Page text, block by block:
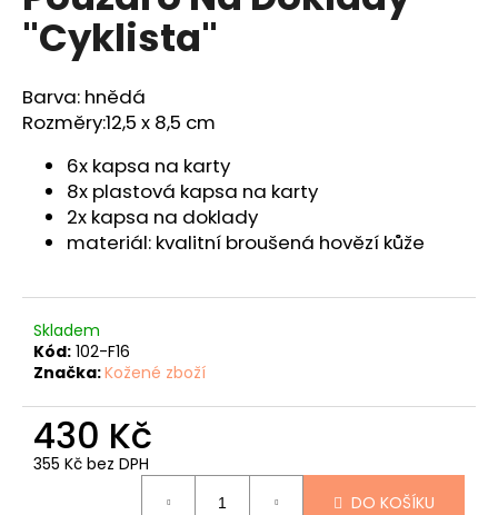
0,0
hvězdiček.
"Cyklista"
Barva: hnědá
Rozměry:12,5 x 8,5 cm
6x kapsa na karty
8x plastová kapsa na karty
2x kapsa na doklady
materiál: kvalitní broušená hovězí kůže
Skladem
Kód: 102-F16
Značka:Kožené zboží
430 Kč
355 Kč bez DPH
DO KOŠÍKU
a
í
t
D
o
p
o
u